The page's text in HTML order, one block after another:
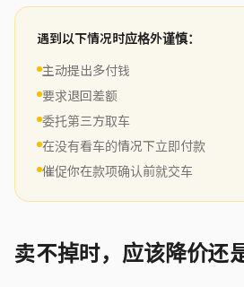
遇到以下情况时应格外谨慎：
主动提出多付钱
要求退回差额
委托第三方取车
在没有看车的情况下立即付款
催促你在款项确认前就交车
卖不掉时，应该降价还